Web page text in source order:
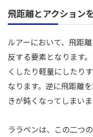
飛距離とアクション
ルアーにおいて、飛距
反する要素となります
くしたり軽量にしたり
なります。逆に飛距離
きが鈍くなってしまいま
ララペンは、この二つ